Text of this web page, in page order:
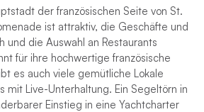
der französischen Seite von St.
ist attraktiv, die Geschäfte und
und die Auswahl an Restaurants
für ihre hochwertige französische
es auch viele gemütliche Lokale
mit Live-Unterhaltung. Ein Segeltörn in
Einstieg in eine Yachtcharter